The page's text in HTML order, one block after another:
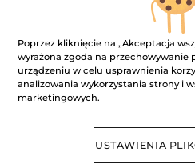
roślinne
Poprzez kliknięcie na „Akceptacja
wyrażona zgoda na przechowywanie
urządzeniu w celu usprawnienia
analizowania wykorzystania strony i
marketingowych.
USTAWIENIA